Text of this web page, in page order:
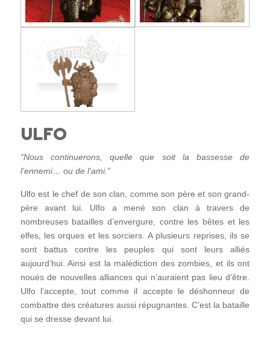
ULFO
“Nous continuerons, quelle que soit la bassesse de
l’ennemi… ou de l’ami.”
Ulfo est le chef de son clan, comme son père et son grand-
père avant lui. Ulfo a mené son clan à travers de
nombreuses batailles d’envergure, contre les bêtes et les
elfes, les orques et les sorciers. A plusieurs reprises, ils se
sont battus contre les peuples qui sont leurs alliés
aujourd’hui. Ainsi est la malédiction des zombies, et ils ont
noués de nouvelles alliances qui n’auraient pas lieu d’être.
Ulfo l’accepte, tout comme il accepte le déshonneur de
combattre des créatures aussi répugnantes. C’est la bataille
qui se dresse devant lui.